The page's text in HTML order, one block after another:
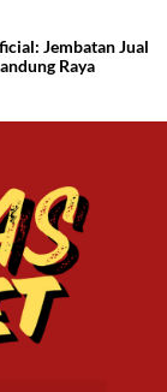
Jembatan Jual
Raya